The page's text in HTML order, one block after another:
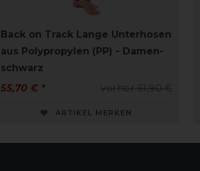
Back on Track Lange Unterhosen
aus Polypropylen (PP) - Damen-
schwarz
vorher 61,90 €
55,70 € *
ARTIKEL MERKEN